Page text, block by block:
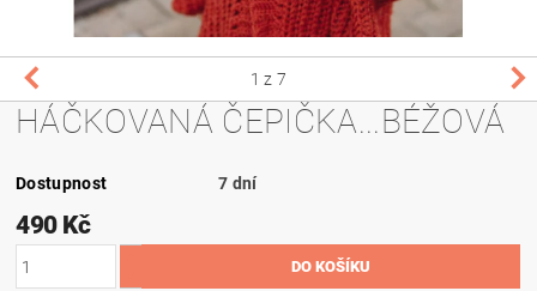
1 z 7
HÁČKOVANÁ ČEPIČKA...BÉŽOVÁ
Dostupnost 7 dní
490 Kč